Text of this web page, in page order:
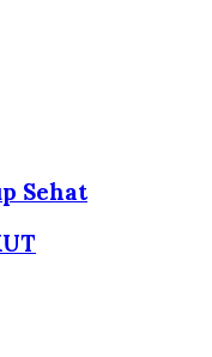
Sehat